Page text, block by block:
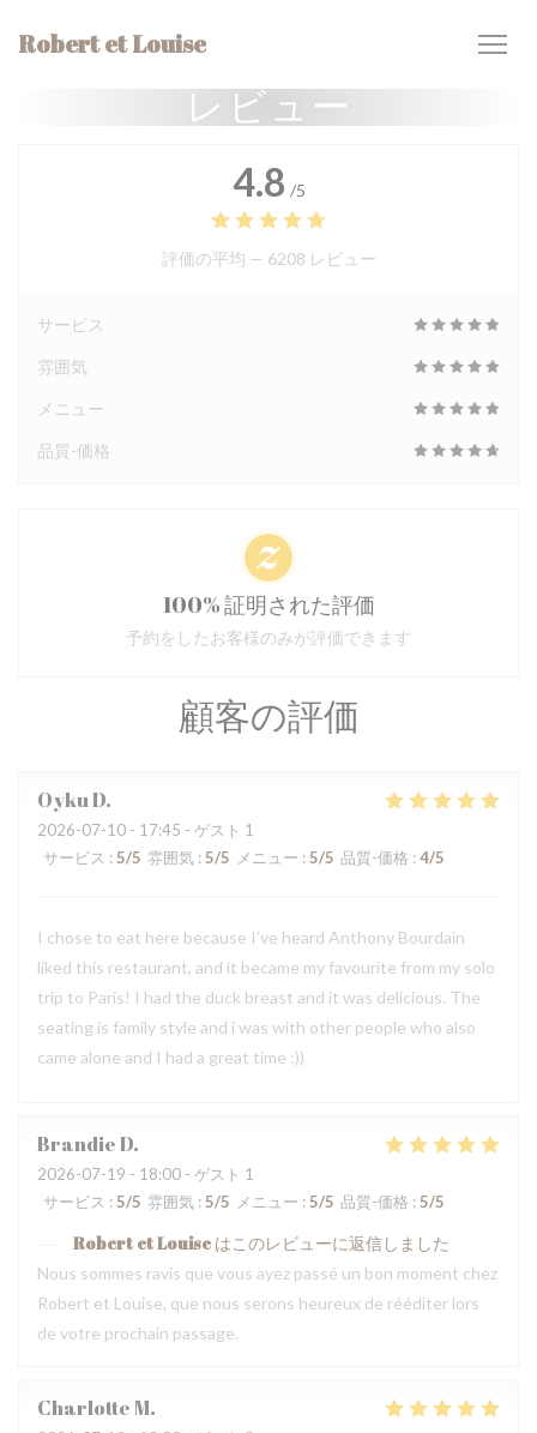
Robert et Louise
レビュー
顧客の評価
OykuD
2026-07-10 - 17:45 - ゲスト 1
サービス : 5/5 雰囲気 : 5/5 メニュー : 5/5 品質-価格 : 4/5
I chose to eat here because I’ve heard Anthony Bourdain
liked this restaurant, and it became my favourite from my solo
trip to Paris! I had the duck breast and it was delicious. The
seating is family style and i was with other people who also
came alone and I had a great time :))
BrandieD
2026-07-19 - 18:00 - ゲスト 1
サービス : 5/5 雰囲気 : 5/5 メニュー : 5/5 品質-価格 : 5/5
Robert et Louise はこのレビューに返信しました
Nous sommes ravis que vous ayez passé un bon moment chez
Robert et Louise, que nous serons heureux de rééditer lors
de votre prochain passage.
CharlotteM
4.8 /5
評価の平均 — 6208 レビュー
サービス
雰囲気
メニュー
品質-価格
100% 証明された評価
予約をしたお客様のみが評価できます